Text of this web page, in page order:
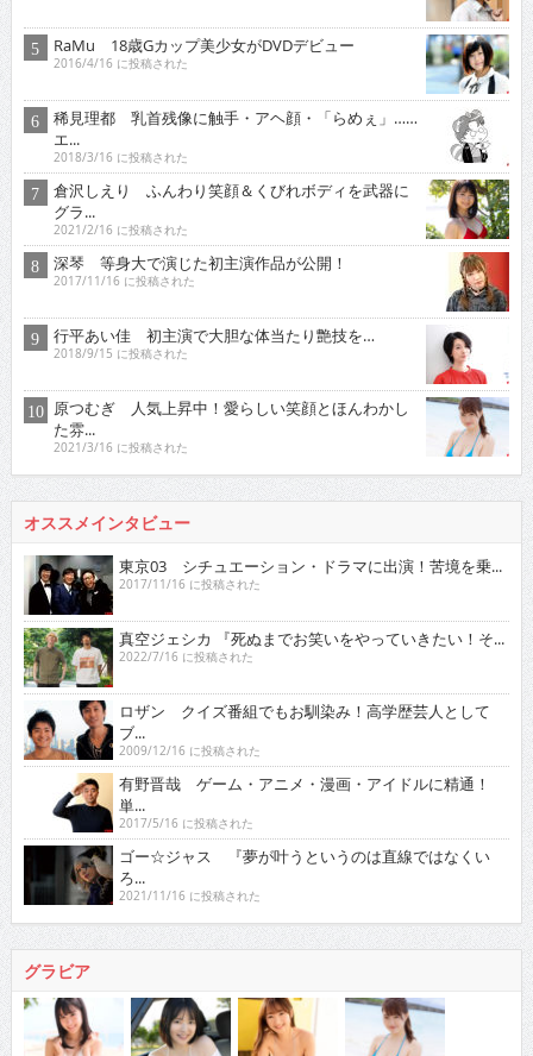
RaMu 18歳Gカップ美少女がDVDデビュー
2016/4/16 に投稿された
稀見理都 乳首残像に触手・アヘ顔・「らめぇ」……
エ...
2018/3/16 に投稿された
倉沢しえり ふんわり笑顔＆くびれボディを武器に
グラ...
2021/2/16 に投稿された
深琴 等身大で演じた初主演作品が公開！
2017/11/16 に投稿された
行平あい佳 初主演で大胆な体当たり艶技を…
2018/9/15 に投稿された
原つむぎ 人気上昇中！愛らしい笑顔とほんわかし
た雰...
2021/3/16 に投稿された
オススメインタビュー
東京03 シチュエーション・ドラマに出演！苦境を乗...
2017/11/16 に投稿された
真空ジェシカ 『死ぬまでお笑いをやっていきたい！そ...
2022/7/16 に投稿された
ロザン クイズ番組でもお馴染み！高学歴芸人として
ブ...
2009/12/16 に投稿された
有野晋哉 ゲーム・アニメ・漫画・アイドルに精通！
単...
2017/5/16 に投稿された
ゴー☆ジャス 『夢が叶うというのは直線ではなくい
ろ...
2021/11/16 に投稿された
グラビア